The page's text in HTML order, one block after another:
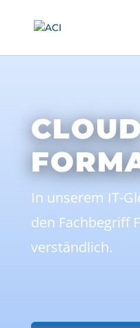
In unserem IT-
den Fachbegriff
verständlich.